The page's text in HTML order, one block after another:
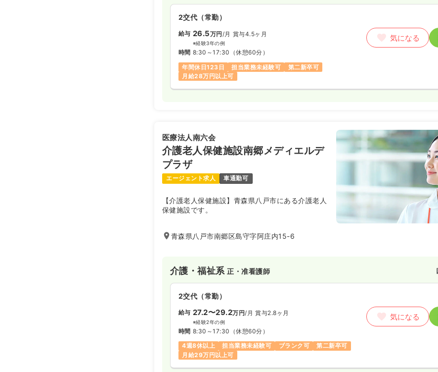
2交代（常勤）
給与 26.5万円/月 賞与4.5ヶ月
※経験3年の例
時間 8:30～17:30 （休憩60分）
年間休日123日
担当業務未経験可
第二新卒可
月給28万円以上可
気になる
医療法人南六会
介護老人保健施設南郷メディエルデ
プラザ
エージェント求人 車通勤可
【介護老人保健施設】青森県八戸市にある介護老人
保健施設です。
青森県八戸市南郷区島守字阿庄内15-6
介護・福祉系正・准看護師
2交代（常勤）
給与 27.2〜29.2万円/月 賞与2.8ヶ月
※経験2年の例
時間 8:30～17:30 （休憩60分）
4週8休以上
担当業務未経験可 ブランク可
第二新卒可
月給29万円以上可
気になる